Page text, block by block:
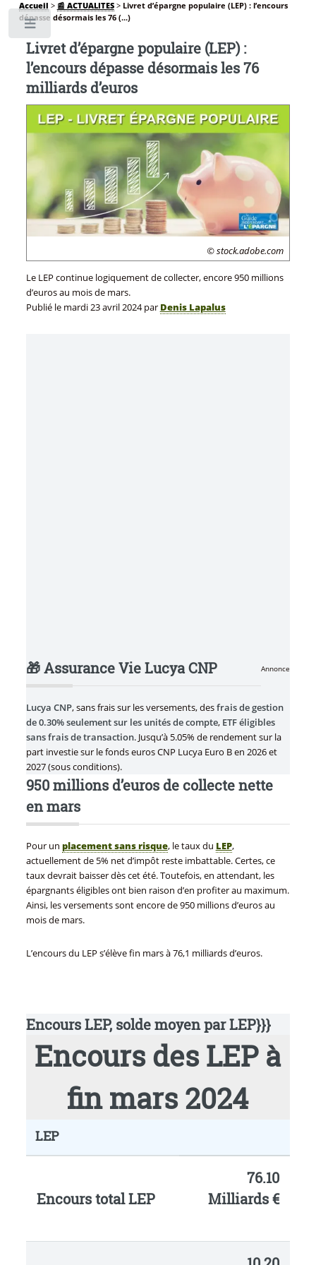
Accueil > 📰 ACTUALITES> Livret d’épargne populaire (LEP) : l’encours
dépasse désormais les 76 (...)
Livret d’épargne populaire (LEP) :
l’encours dépasse désormais les 76
milliards d’euros
© stock.adobe.com
Le LEP continue logiquement de collecter, encore 950 millions
d’euros au mois de mars.
Publié le mardi 23 avril 2024par Denis Lapalus
Annonce
🎁 Assurance Vie Lucya CNP
Lucya CNP, sans frais sur les versements, desfrais de gestion
de 0.30% seulement sur les unités de compte, ETF éligibles
sans frais de transaction. Jusqu’à 5.05% de rendement sur la
part investie sur le fonds euros CNP Lucya Euro B en 2026 et
2027 (sous conditions).
950 millions d’euros de collecte nette
en mars
Pour un placement sans risque, le taux du LEP,
actuellement de 5% net d’impôt reste imbattable. Certes, ce
taux devrait baisser dès cet été. Toutefois, en attendant, les
épargnants éligibles ont bien raison d’en profiter au maximum.
Ainsi, les versements sont encore de 950 millions d’euros au
mois de mars.
L’encours du LEP s’élève fin mars à 76,1 milliards d’euros.
Encours LEP, solde moyen par LEP}}}
Encours des LEP à
fin mars 2024
LEP
Encours total LEP
76.10
Milliards €